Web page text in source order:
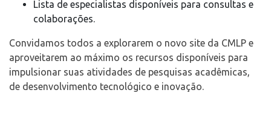
Lista de especialistas disponíveis para consultas e
colaborações.
Convidamos todos a explorarem o novo site da CMLP e
aproveitarem ao máximo os recursos disponíveis para
impulsionar suas atividades de pesquisas acadêmicas,
de desenvolvimento tecnológico e inovação.